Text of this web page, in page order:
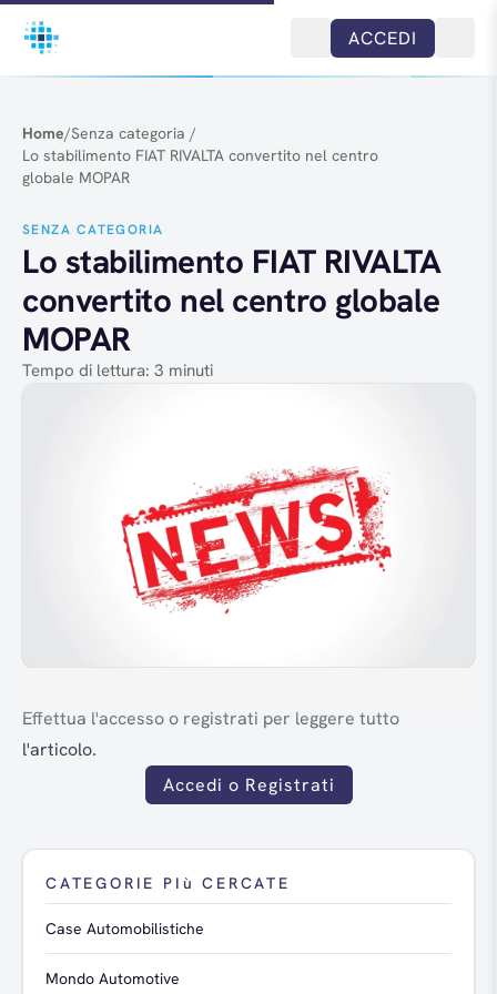
Salta al contenuto
ACCEDI
Home/Senza categoria /
Lo stabilimento FIAT RIVALTA convertito nel centro
globale MOPAR
SENZA CATEGORIA
Lo stabilimento FIAT RIVALTA
convertito nel centro globale
MOPAR
Tempo di lettura: 3 minuti
Effettua l'accesso o registrati per leggere tutto
l'articolo.
Accedi o Registrati
CATEGORIE PIù CERCATE
Case Automobilistiche
Mondo Automotive